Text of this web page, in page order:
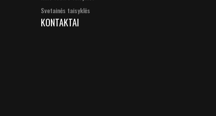
Svetainės taisyklės
KONTAKTAI